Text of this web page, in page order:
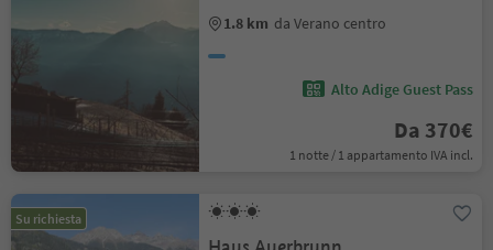
1.8 km da Verano centro
Alto Adige Guest Pass
Da 370€
1 notte / 1 appartamento IVA incl.
Su richiesta